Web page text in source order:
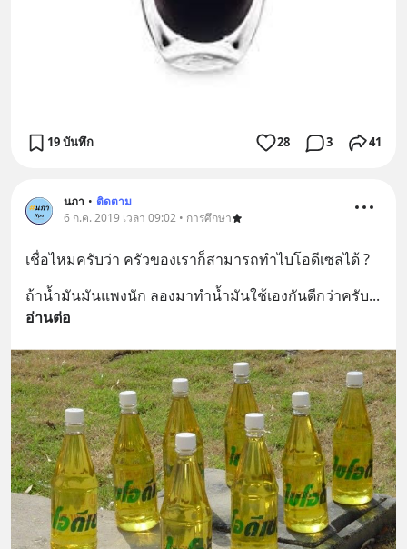
19 บันทึก 28 3 41
นภา • ติดตาม
6 ก.ค. 2019 เวลา 09:02 • การศึกษา
เชื่อไหมครับว่า ครัวของเราก็สามารถทำไบโอดีเซลได้ ?
ถ้าน้ำมันมันแพงนัก ลองมาทำน้ำมันใช้เองกันดีกว่าครับ
อ่านต่อ